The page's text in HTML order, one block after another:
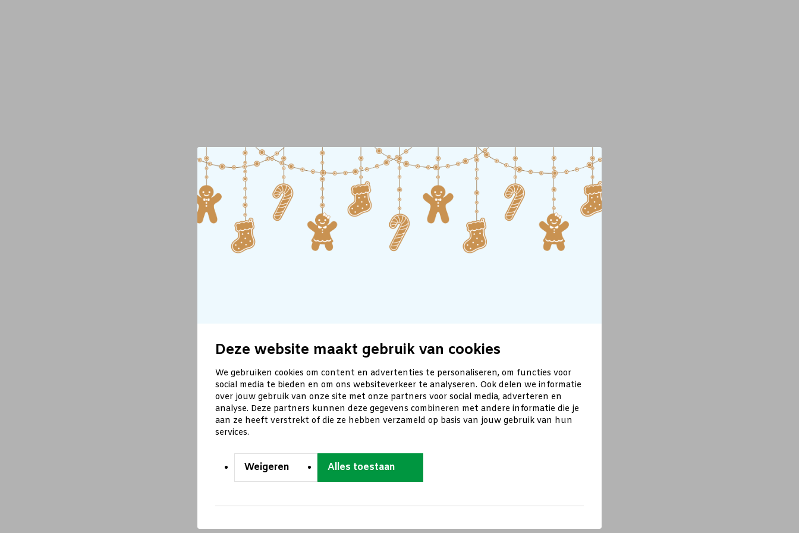
Deze website maakt gebruik van cookies
We gebruiken cookies om content en advertenties te personaliseren, om functies voor
social media te bieden en om ons websiteverkeer te analyseren. Ook delen we informatie
over jouw gebruik van onze site met onze partners voor social media, adverteren en
analyse. Deze partners kunnen deze gegevens combineren met andere informatie die je
aan ze heeft verstrekt of die ze hebben verzameld op basis van jouw gebruik van hun
services.
Weigeren Alles toestaan